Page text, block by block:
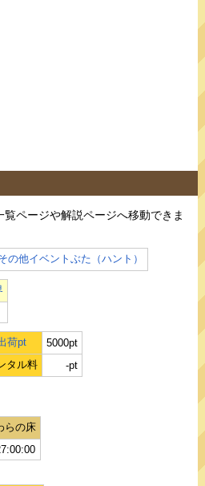
ページや解説ページへ移動できま
の他イベントぶた（ハント）
荷pt
5000pt
タル料 -pt
らの床